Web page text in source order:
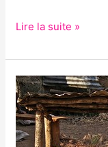
Lire la suite »
SE
LIBÉRER
D’UN
ENVOÛTEMENT